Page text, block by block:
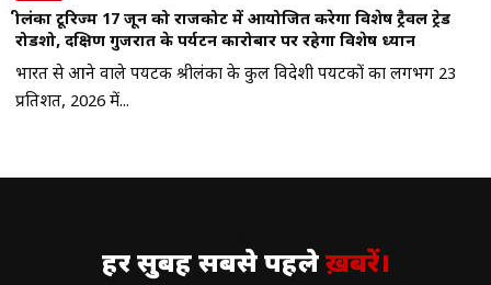
श्रीलंका टूरिज्म 17 जून को राजकोट में आयोजित करेगा विशेष ट्रैवल ट्रेड
रोडशो, दक्षिण गुजरात के पर्यटन कारोबार पर रहेगा विशेष ध्यान
भारत से आने वाले पर्यटक श्रीलंका के कुल विदेशी पर्यटकों का लगभग 23
प्रतिशत, 2026 में...
हर सुबह सबसे पहलेख़बरें।